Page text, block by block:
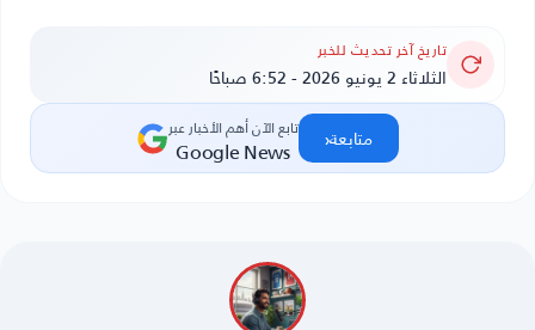
تاريخ آخر تحديث للخبر
الثلاثاء 2 يونيو 2026 - 6:52 صباحًا
تابع الآن أهم الأخبار عبر
Google News متابعة‹